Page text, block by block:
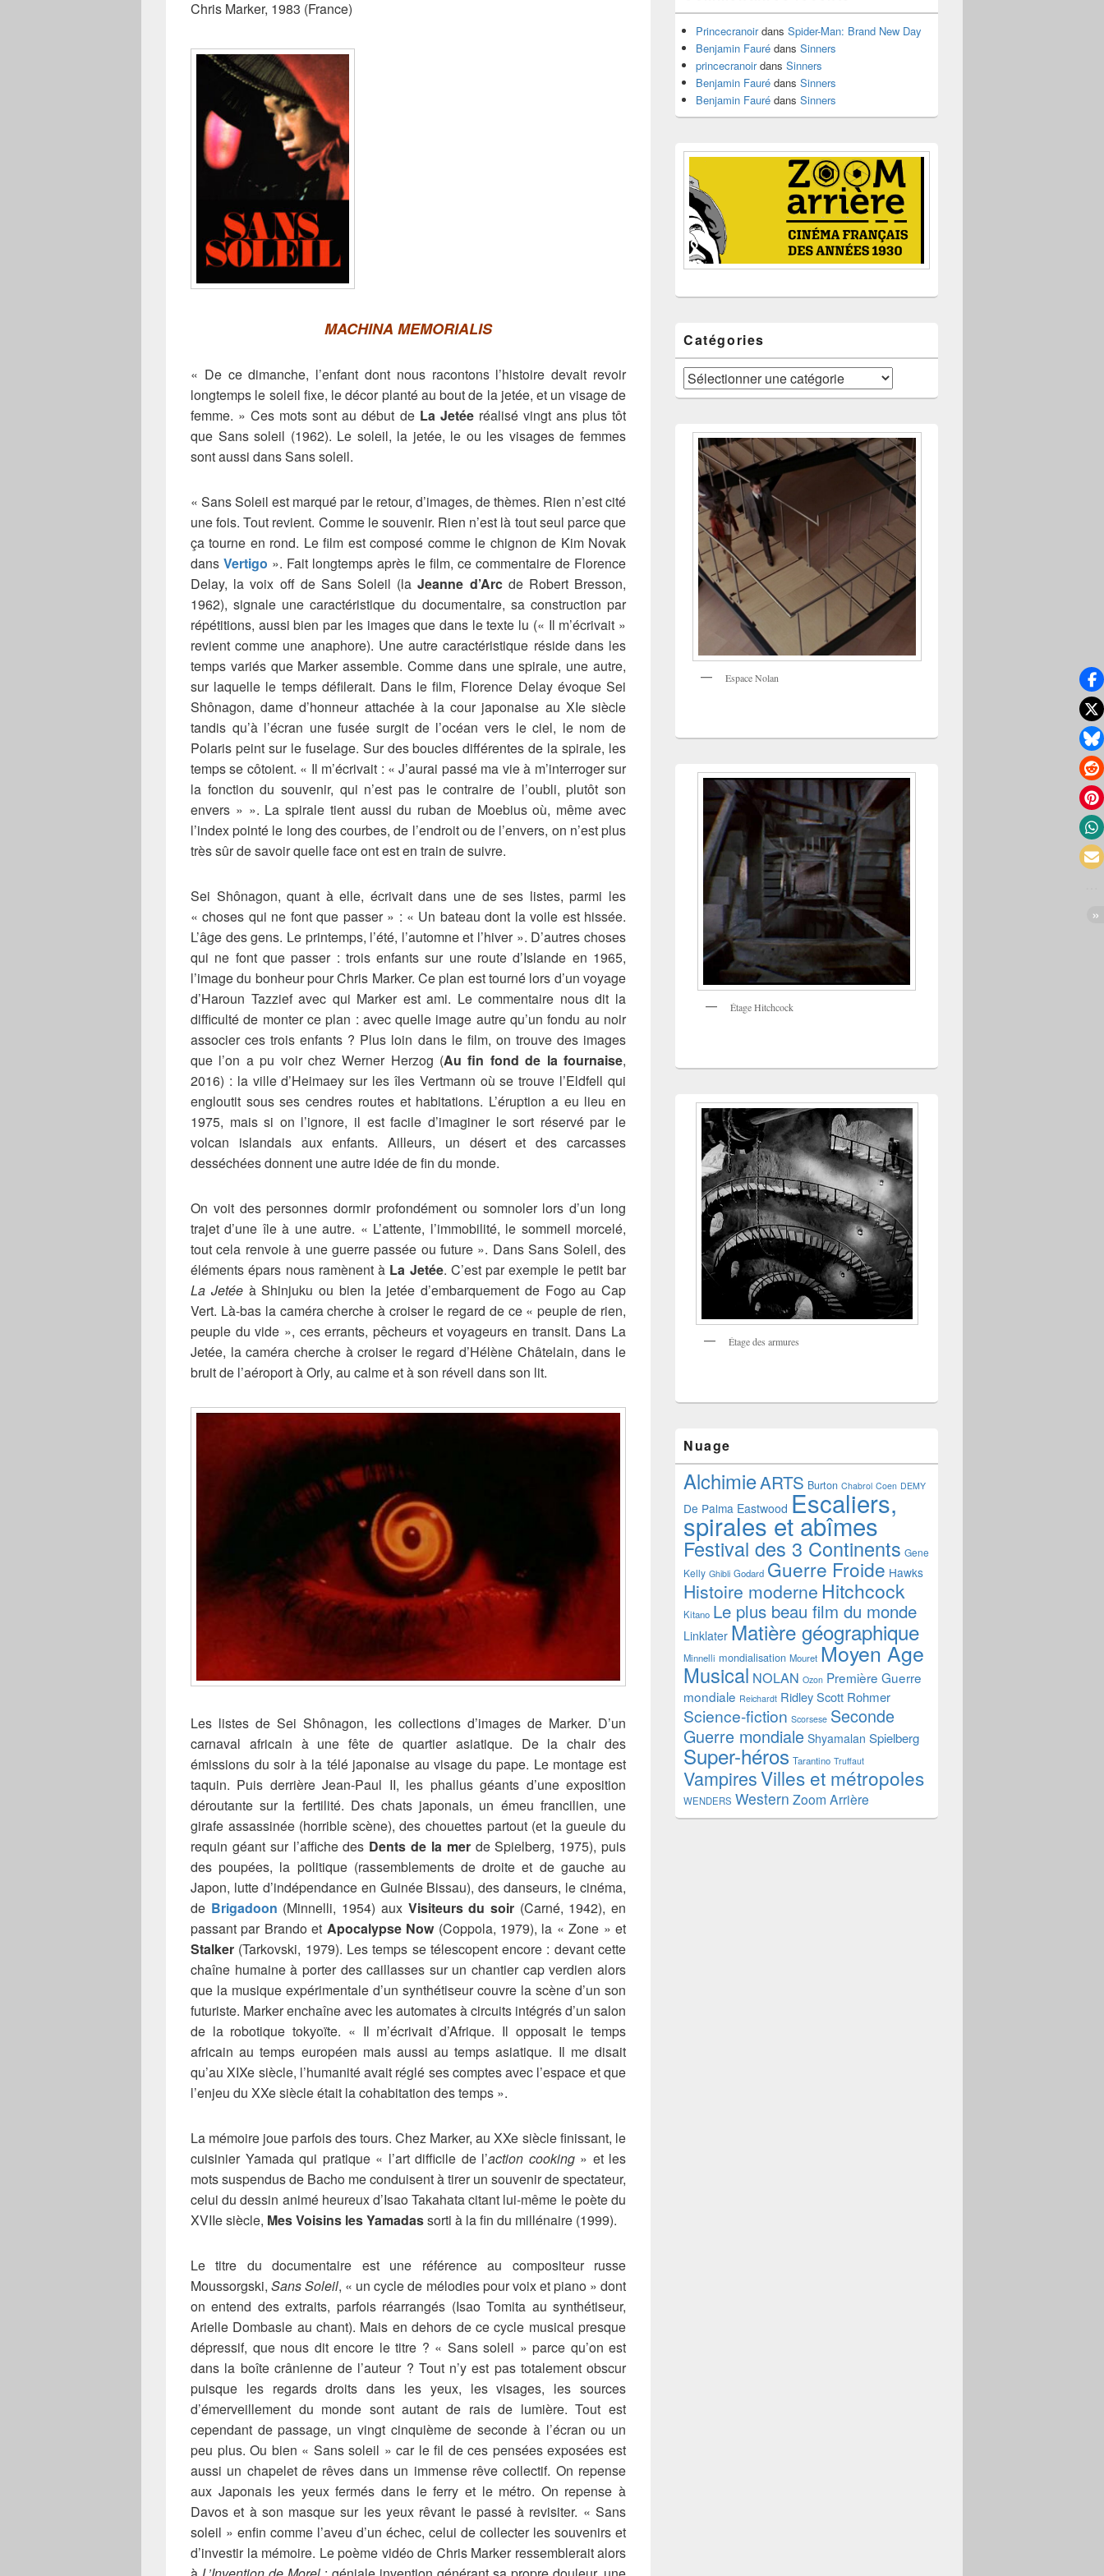
Chris Marker, 1983 (France)
MACHINA MEMORIALIS
« De ce dimanche, l’enfant dont nous racontons l’histoire devait revoir
longtemps le soleil fixe, le décor planté au bout de la jetée, et un visage de
femme. »Ces mots sont au début de La Jetéeréalisé vingt ans plus tôt
que Sans soleil (1962). Le soleil, la jetée, le ou les visages de femmes
sont aussi dans Sans soleil.
« Sans Soleil est marqué par le retour, d’images, de thèmes. Rien n’est cité
une fois. Tout revient. Comme le souvenir. Rien n’est là tout seul parce que
ça tourne en rond. Le film est composé comme le chignon de Kim Novak
dansVertigo ». Fait longtemps après le film, ce commentaire de Florence
Delay, la voix off de Sans Soleil (laJeanne d’Arcde Robert Bresson,
1962), signale une caractéristique du documentaire, sa construction par
répétitions, aussi bien par les images que dans le texte lu (« Il m’écrivait »
revient comme une anaphore). Une autre caractéristique réside dans les
temps variés que Marker assemble. Comme dans une spirale, une autre,
sur laquelle le temps défilerait. Dans le film, Florence Delay évoque Sei
Shônagon, dame d’honneur attachée à la cour japonaise au XIe siècle
tandis qu’à l’écran une fusée surgit de l’océan vers le ciel, le nom de
Polaris peint sur le fuselage. Sur des boucles différentes de la spirale, les
temps se côtoient. « Il m’écrivait : « J’aurai passé ma vie à m’interroger sur
la fonction du souvenir, qui n’est pas le contraire de l’oubli, plutôt son
envers » ». La spirale tient aussi du ruban de Moebius où, même avec
l’index pointé le long des courbes, de l’endroit ou de l’envers, on n’est plus
très sûr de savoir quelle face ont est en train de suivre.
Sei Shônagon, quant à elle, écrivait dans une de ses listes, parmi les
« choses qui ne font que passer » : « Un bateau dont la voile est hissée.
L’âge des gens. Le printemps, l’été, l’automne et l’hiver ». D’autres choses
qui ne font que passer : trois enfants sur une route d’Islande en 1965,
l’image du bonheur pour Chris Marker. Ce plan est tourné lors d’un voyage
d’Haroun Tazzief avec qui Marker est ami. Le commentaire nous dit la
difficulté de monter ce plan : avec quelle image autre qu’un fondu au noir
associer ces trois enfants ? Plus loin dans le film, on trouve des images
que l’on a pu voir chez Werner Herzog (Au fin fond de la fournaise,
2016) : la ville d’Heimaey sur les îles Vertmann où se trouve l’Eldfell qui
engloutit sous ses cendres routes et habitations. L’éruption a eu lieu en
1975, mais si on l’ignore, il est facile d’imaginer le sort réservé par le
volcan islandais aux enfants. Ailleurs, un désert et des carcasses
desséchées donnent une autre idée de fin du monde.
On voit des personnes dormir profondément ou somnoler lors d’un long
trajet d’une île à une autre. « L’attente, l’immobilité, le sommeil morcelé,
tout cela renvoie à une guerre passée ou future ». Dans Sans Soleil, des
éléments épars nous ramènent à La Jetée. C’est par exemple le petit bar
La Jetéeà Shinjuku ou bien la jetée d’embarquement de Fogo au Cap
Vert. Là-bas la caméra cherche à croiser le regard de ce « peuple de rien,
peuple du vide », ces errants, pêcheurs et voyageurs en transit. Dans La
Jetée, la caméra cherche à croiser le regard d’Hélène Châtelain, dans le
bruit de l’aéroport à Orly, au calme et à son réveil dans son lit.
Les listes de Sei Shônagon, les collections d’images de Marker. D’un
carnaval africain à une fête de quartier asiatique. De la chair des
émissions du soir à la télé japonaise au visage du pape. Le montage est
taquin. Puis derrière Jean-Paul II, les phallus géants d’une exposition
déroutante sur la fertilité. Des chats japonais, un émeu francilien, une
girafe assassinée (horrible scène), des chouettes partout (et la gueule du
requin géant sur l’affiche des Dents de la merde Spielberg, 1975), puis
des poupées, la politique (rassemblements de droite et de gauche au
Japon, lutte d’indépendance en Guinée Bissau), des danseurs, le cinéma,
de Brigadoon (Minnelli, 1954) aux Visiteurs du soir(Carné, 1942), en
passant par Brando et Apocalypse Now (Coppola, 1979), la « Zone » et
Stalker (Tarkovski, 1979). Les temps se télescopent encore : devant cette
chaîne humaine à porter des caillasses sur un chantier cap verdien alors
que la musique expérimentale d’un synthétiseur couvre la scène d’un son
futuriste. Marker enchaîne avec les automates à circuits intégrés d’un salon
de la robotique tokyoïte. « Il m’écrivait d’Afrique. Il opposait le temps
africain au temps européen mais aussi au temps asiatique. Il me disait
qu’au XIXe siècle, l’humanité avait réglé ses comptes avec l’espace et que
l’enjeu du XXe siècle était la cohabitation des temps ».
La mémoire joue parfois des tours. Chez Marker, au XXe siècle finissant, le
cuisinier Yamada qui pratique « l’art difficile de l’action cooking» et les
mots suspendus de Bacho me conduisent à tirer un souvenir de spectateur,
celui du dessin animé heureux d’Isao Takahata citant lui-même le poète du
XVIIe siècle, Mes Voisins les Yamadassorti à la fin du millénaire (1999).
Le titre du documentaire est une référence au compositeur russe
Moussorgski,Sans Soleil, « un cycle de mélodies pour voix et piano » dont
on entend des extraits, parfois réarrangés (Isao Tomita au synthétiseur,
Arielle Dombasle au chant). Mais en dehors de ce cycle musical presque
dépressif, que nous dit encore le titre ? « Sans soleil » parce qu’on est
dans la boîte crânienne de l’auteur ? Tout n’y est pas totalement obscur
puisque les regards droits dans les yeux, les visages, les sources
d’émerveillement du monde sont autant de rais de lumière. Tout est
cependant de passage, un vingt cinquième de seconde à l’écran ou un
peu plus. Ou bien « Sans soleil » car le fil de ces pensées exposées est
aussi un chapelet de rêves dans un immense rêve collectif. On repense
aux Japonais les yeux fermés dans le ferry et le métro. On repense à
Davos et à son masque sur les yeux rêvant le passé à revisiter. « Sans
soleil » enfin comme l’aveu d’un échec, celui de collecter les souvenirs et
d’investir la mémoire. Le poème vidéo de Chris Marker ressemblerait alors
latérale
Princecranoirdans Spider-Man: Brand New Day
Benjamin Fauré dans Sinners
princecranoirdans Sinners
Benjamin Fauré dans Sinners
Benjamin Fauré dans Sinners
Catégories
Catégories
Espace Nolan
Étage Hitchcock
Étage des armures
Nuage
AlchimieARTS Burton Chabrol Coen DEMY
De Palma Eastwood Escaliers,
spirales et abîmes
Festival des 3 Continents Gene
Kelly Ghibli Godard Guerre Froide Hawks
Histoire moderne Hitchcock
Kitano Le plus beau film du monde
Linklater Matière géographique
Minnelli mondialisation Mouret Moyen Age
Musical NOLAN Ozon Première Guerre
mondiale Reichardt Ridley Scott Rohmer
Science-fiction Scorsese Seconde
Guerre mondiale Shyamalan Spielberg
Super-héros Tarantino Truffaut
VampiresVilles et métropoles
WENDERS Western Zoom Arrière